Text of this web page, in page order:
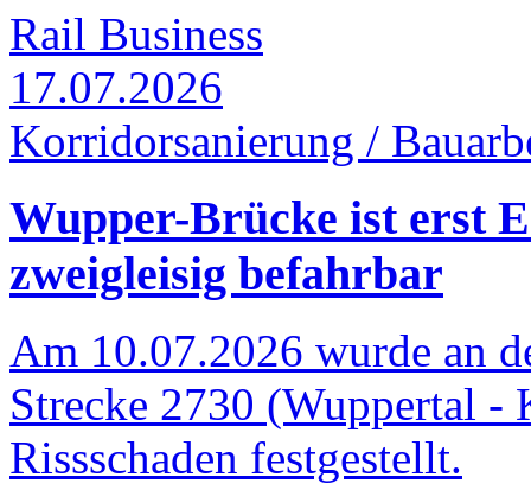
Rail Business
17.07.2026
Korridorsanierung /
Wupper-Brücke ist erst
zweigleisig befahrbar
Am 10.07.2026 wurde an
Strecke 2730 (Wuppertal
Rissschaden festgestellt.